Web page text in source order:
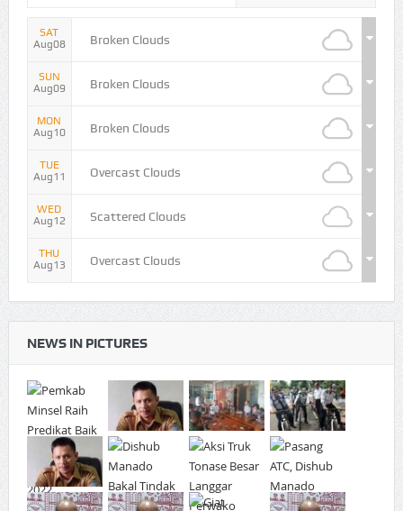
SAT
Aug08
Broken Clouds
SUN
Aug09
Broken Clouds
MON
Aug10
Broken Clouds
TUE
Aug11
Overcast Clouds
WED
Aug12
Scattered Clouds
THU
Aug13
Overcast Clouds
NEWS IN PICTURES